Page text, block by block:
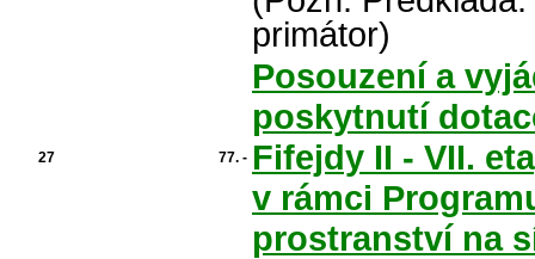
primátor)
27 77. -
Posouzení a
poskytnutí
Fifejdy II - VII.
v rámci
prostranství na